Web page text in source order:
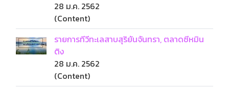
28 ม.ค. 2562
(Content)
รายการทีวีทะเลสาบสุริยันจันทรา, ตลาดซีหมิน
ติง
28 ม.ค. 2562
(Content)